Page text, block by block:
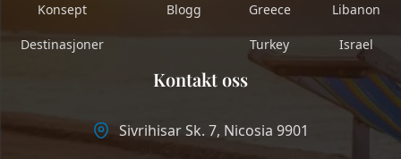
Konsept
Destinasjoner
Blogg Greece
Turkey
Libanon
Israel
Kontakt oss
Sivrihisar Sk. 7, Nicosia 9901